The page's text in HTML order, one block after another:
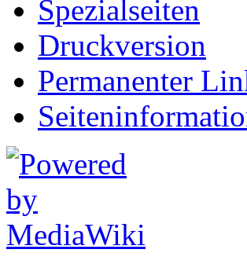
Spezialseiten
Druckversion
Permanenter